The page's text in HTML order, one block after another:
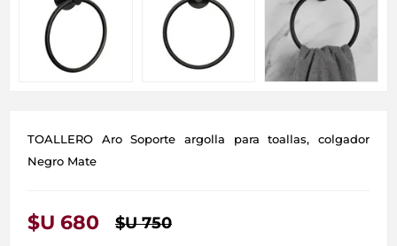
TOALLERO Aro Soporte argolla para toallas, colgador
Negro Mate
$U 680 $U 750